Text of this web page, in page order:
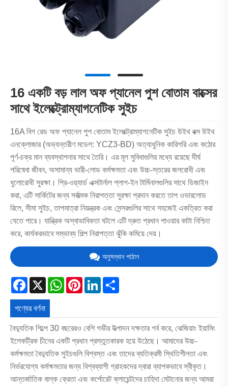
16 একটি বড় লাল অফ প্যানেল পুশ বোতাম বাক্সের
সাথে ইলেক্ট্রোম্যাগনেটিক সুইচ
16A বিগ রেড অফ প্যানেল পুশ বোতাম ইলেক্ট্রোম্যাগনেটিক সুইচ উইথ বক্স উইথ
এনক্লোজার (অভ্যন্তরীণ মডেল: YCZ3-BD) অত্যাধুনিক কারিগরি এবং কঠোর
পূর্ণ-চক্র মান ব্যবস্থাপনার সাথে তৈরি। এর মূল সুবিধাগুলির মধ্যে রয়েছে দীর্ঘ
পরিষেবা জীবন, অসামান্য ভারী-লোড কর্মক্ষমতা এবং উচ্চ-স্তরের জলরোধী এবং
ধুলোরোধী সুরক্ষা। প্রি-ওয়্যার্ড এক্সটার্নাল প্লাগ-ইন টার্মিনালগুলির সাথে ডিজাইন
করা, এটি সার্কিটের জন্য সর্বাত্মক নিরাপত্তা সুরক্ষা প্রদান করতে তাপ ওভারলোড
রিলে, সীমা সুইচ, তাপমাত্রা নিয়ন্ত্রক এবং সেন্সরগুলির সাথে সহজেই একত্রিত করা
যেতে পারে। যান্ত্রিক অস্বাভাবিকতা ঘটলে এটি দ্রুত প্রধান পাওয়ার কাটা নিশ্চিত
করে, কার্যকরভাবে সম্ভাব্য শিল্প নিরাপত্তা ঝুঁকি কমিয়ে দেয়।
অনুসন্ধান পাঠান
Facebook
X WhatsApp
PinterestLinkedIn
পণ্যের বর্ণনা
বৈদ্যুতিক শিল্পে 30 বছরেরও বেশি গভীর উত্পাদন দক্ষতার গর্ব করে, ঝেজিয়াং ইয়ামিং
ইলেকট্রিক চীনের একটি প্রধান প্রস্তুতকারক হয়ে উঠেছে। আমাদের উচ্চ-
কর্মক্ষমতা বৈদ্যুতিক সুইচগুলি বিশ্বস্ত এবং তাদের ব্যতিক্রমী স্থিতিশীলতা এবং
নির্ভরযোগ্য কর্মক্ষমতার জন্য বিশ্বব্যাপী গ্রাহকদের দ্বারা ব্যাপকভাবে স্বীকৃত।
আন্তর্জাতিক বাল্ক ক্রেতা এবং কর্পোরেট ক্লায়েন্টদের চাহিদা মেটানোর জন্য আমরা